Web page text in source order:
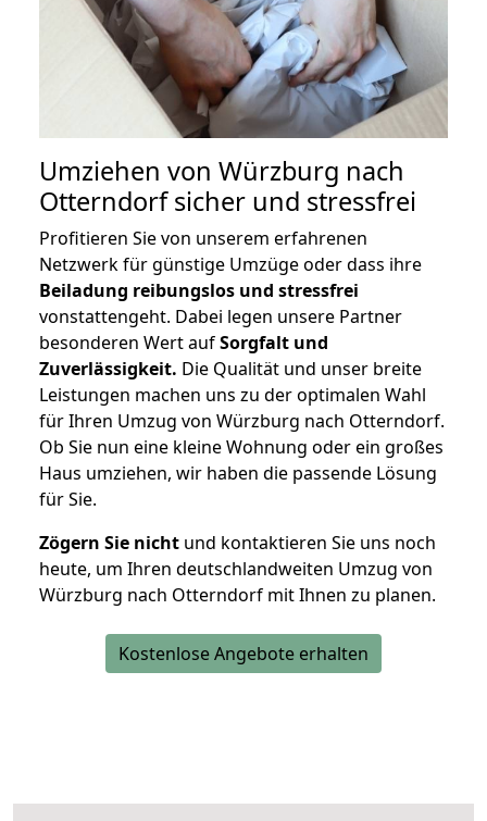
Umziehen von Würzburg nach
Otterndorfsicher und stressfrei
Profitieren Sie von unserem erfahrenen
Netzwerk für günstige Umzüge oder dass ihre
Beiladung reibungslos und stressfrei
vonstattengeht. Dabei legen unsere Partner
besonderen Wert aufSorgfalt und
Zuverlässigkeit. Die Qualität und unser breite
Leistungen machen uns zu der optimalen Wahl
für Ihren Umzug von Würzburg nach Otterndorf.
Ob Sie nun eine kleine Wohnung oder ein großes
Haus umziehen, wir haben die passende Lösung
für Sie.
Zögern Sie nicht und kontaktieren Sie uns noch
heute, um Ihren deutschlandweiten Umzug von
Würzburg nach Otterndorf mit Ihnen zu planen.
Kostenlose Angebote erhalten